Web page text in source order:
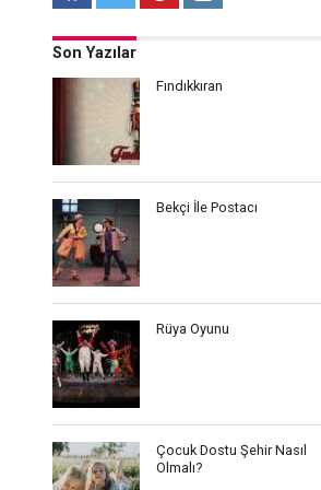
Son Yazılar
Fındıkkıran
Bekçi İle Postacı
Rüya Oyunu
Çocuk Dostu Şehir Nasıl
Olmalı?